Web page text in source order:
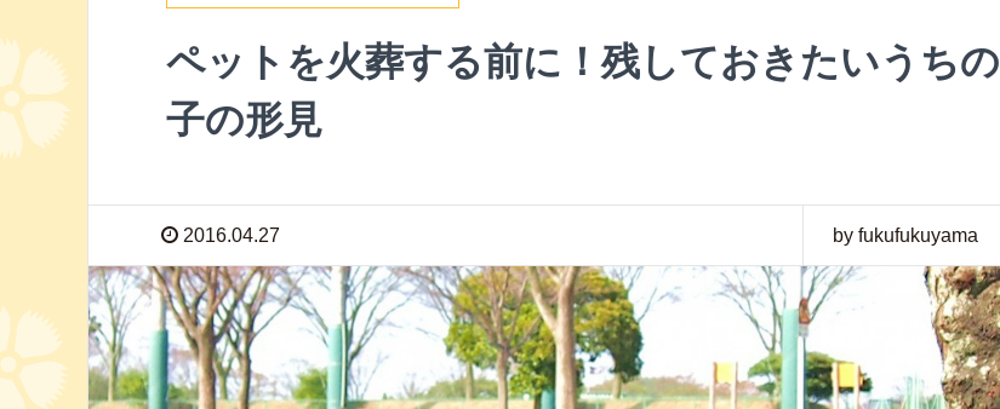
ペットを火葬する前に！残しておきたいうちの
子の形見
2016.04.27 by fukufukuyama